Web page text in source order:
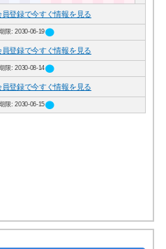
員登録で今すぐ情報を見る
限: 2030-06-19circle
員登録で今すぐ情報を見る
限: 2030-08-14circle
員登録で今すぐ情報を見る
限: 2030-06-15circle